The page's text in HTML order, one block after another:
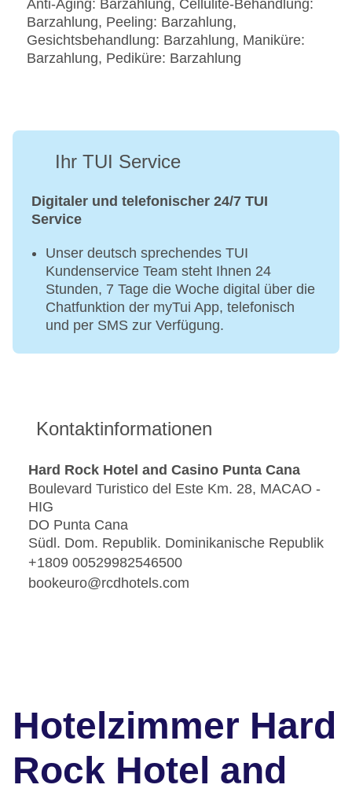
Anti-Aging: Barzahlung, Cellulite-Behandlung:
Barzahlung, Peeling: Barzahlung,
Gesichtsbehandlung: Barzahlung, Maniküre:
Barzahlung, Pediküre: Barzahlung
Ihr TUI Service
Digitaler und telefonischer 24/7 TUI
Service
Unser deutsch sprechendes TUI
Kundenservice Team steht Ihnen 24
Stunden, 7 Tage die Woche digital über die
Chatfunktion der myTui App, telefonisch
und per SMS zur Verfügung.
Kontaktinformationen
Hard Rock Hotel and Casino Punta Cana
Boulevard Turistico del Este Km. 28, MACAO -
HIG
DO Punta Cana
Südl. Dom. Republik. Dominikanische Republik
+1809 00529982546500
bookeuro@rcdhotels.com
Hotelzimmer Hard
Rock Hotel and